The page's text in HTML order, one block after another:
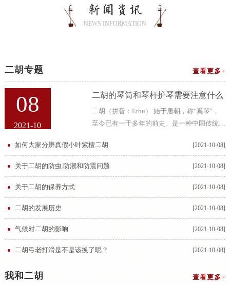
新闻资讯
NEWS INFORMATION
二胡专题 查看更多+
08
2021-10
二胡的琴筒和琴杆护琴需要注意什么
二胡（拼音：Erhu） 始于唐朝，称“奚琴"，
至今已有一千多年的前史。是一种中国传统拉
子，二胡二胡的琴筒和琴杆大多都是用紫檀
如何大家分辨真假小叶紫檀二胡 [2021-10-08]
关于二胡的防虫.防潮和防震问题 [2021-10-08]
关于二胡的保养方式 [2021-10-08]
二胡的发展历史 [2021-10-08]
气候对二胡的影响 [2021-10-08]
二胡弓老打滑是不是该换了呢？ [2021-10-08]
我和二胡 查看更多+